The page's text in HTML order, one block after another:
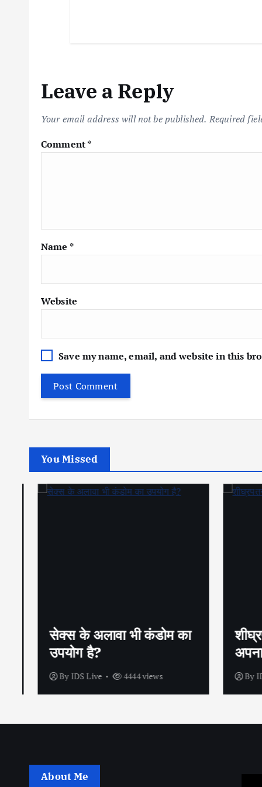
Leave a Reply
Your email address will not be published. Required
Comment*
Name *
Website
Save my name, email, and website in this
You Missed
सेक्स के अलावा भी कंडोम का
उपयोग है?
ByIDS Live 4444 views By
About Me